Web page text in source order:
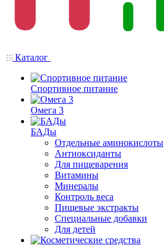
Каталог
Спортивное питание
Омега 3
БАДы
Отдельные аминокислоты
Антиоксиданты
Для пищеварения
Витамины
Минералы
Контроль веса
Пищевые экстракты
Специальные добавки
Для детей